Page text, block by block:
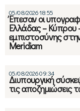
05/08/2026 18:55
Έπεσαν οι
Ελλάδας –
εμπιστοσύνης
Meridiam
05/08/2026 09:34
Διυπουργική
τις